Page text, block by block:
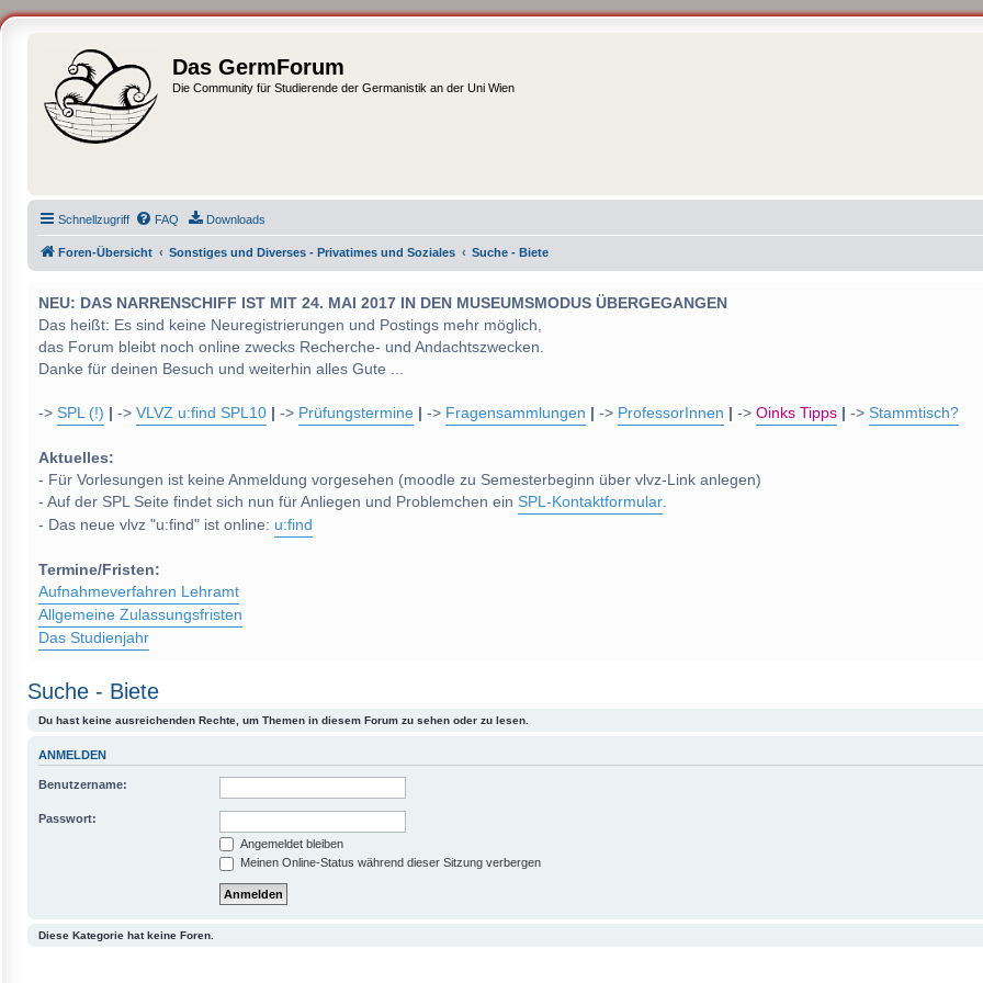
Das GermForum
Die Community für Studierende der Germanistik an der Uni Wien
Schnellzugriff FAQ Downloads
Foren-Übersicht Sonstiges und Diverses - Privatimes und Soziales Suche - Biete
NEU: DAS NARRENSCHIFF IST MIT 24. MAI 2017 IN DEN MUSEUMSMODUS ÜBERGEGANGEN
Das heißt: Es sind keine Neuregistrierungen und Postings mehr möglich,
das Forum bleibt noch online zwecks Recherche- und Andachtszwecken.
Danke für deinen Besuch und weiterhin alles Gute ...
-> SPL (!) -> VLVZ u:find SPL10 -> Prüfungstermine -> Fragensammlungen -> ProfessorInnen -> Oinks Tipps -> Stammtisch?
Aktuelles:
- Für Vorlesungen ist keine Anmeldung vorgesehen (moodle zu Semesterbeginn über vlvz-Link anlegen)
- Auf der SPL Seite findet sich nun für Anliegen und Problemchen ein SPL-Kontaktformular.
- Das neue vlvz "u:find" ist online: u:find
Termine/Fristen:
Aufnahmeverfahren Lehramt
Allgemeine Zulassungsfristen
Das Studienjahr
Suche - Biete
Du hast keine ausreichenden Rechte, um Themen in diesem Forum zu sehen oder zu lesen.
ANMELDEN
Benutzername:
Passwort:
Angemeldet bleiben
Meinen Online-Status während dieser Sitzung verbergen
Diese Kategorie hat keine Foren.